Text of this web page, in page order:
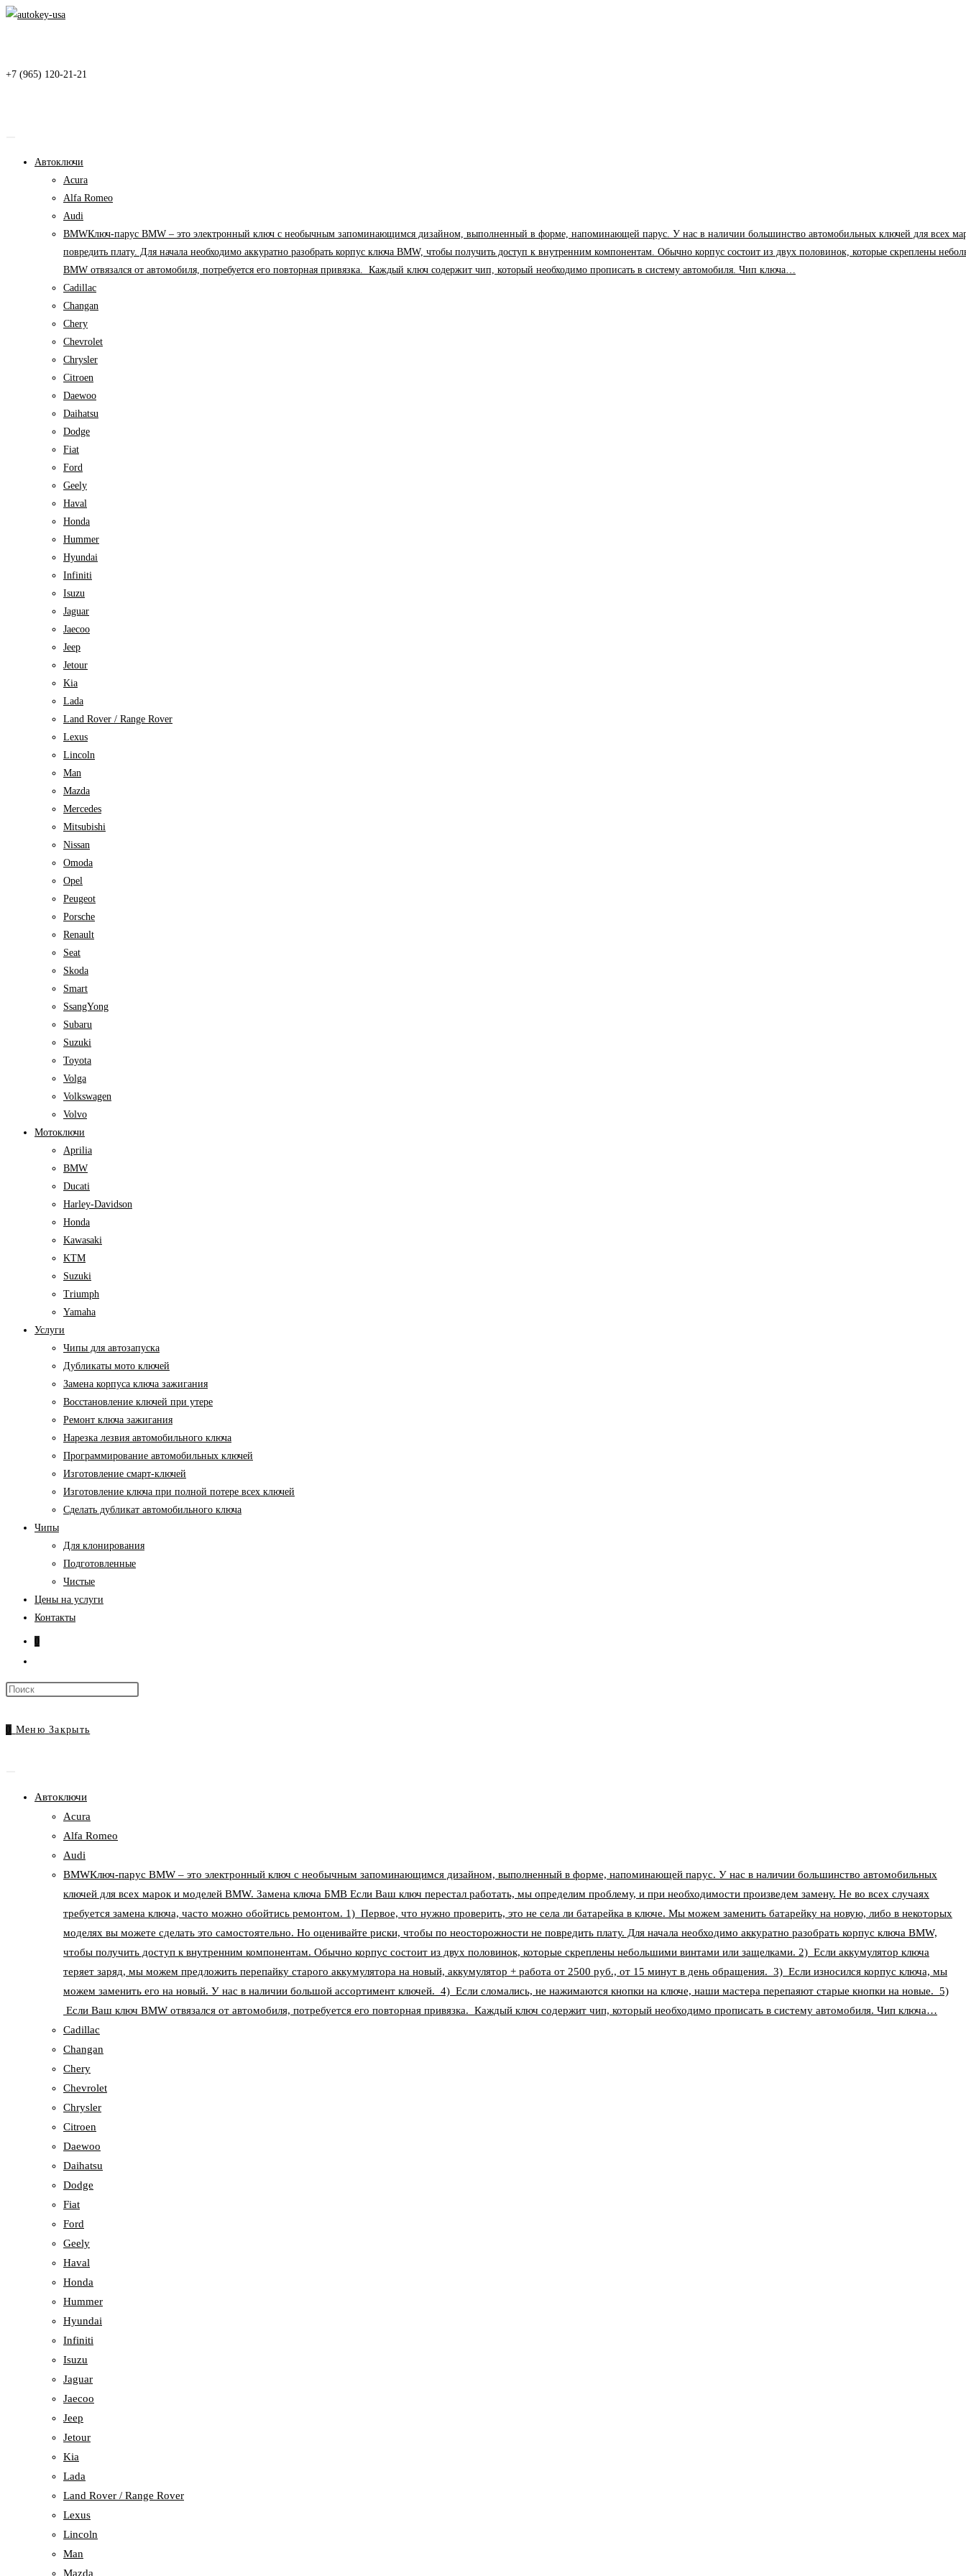
Перейти
+7 (965) 120-21-21
Автоключи
Acura
Alfa Romeo
Audi
BMWКлюч-парус BMW – это электронный ключ с необычным запоминающимся дизайном, выполненный в форме, напоминающей парус. У нас в наличии большинство автомобильных ключей для всех
повредить плату. Для начала необходимо аккуратно разобрать корпус ключа BMW, чтобы получить доступ к внутренним компонентам. Обычно корпус состоит из двух половинок, которые
BMW отвязался от автомобиля, потребуется его повторная привязка. Каждый ключ содержит чип, который необходимо прописать в систему автомобиля. Чип ключа…
Cadillac
Changan
Chery
Chevrolet
Chrysler
Citroen
Daewoo
Daihatsu
Dodge
Fiat
Ford
Geely
Haval
Honda
Hummer
Hyundai
Infiniti
Isuzu
Jaguar
Jaecoo
Jeep
Jetour
Kia
Lada
Land Rover / Range Rover
Lexus
Lincoln
Man
Mazda
Mercedes
Mitsubishi
Nissan
Omoda
Opel
Peugeot
Porsche
Renault
Seat
Skoda
Smart
SsangYong
Subaru
Suzuki
Toyota
Volga
Volkswagen
Volvo
Мотоключи
Aprilia
BMW
Ducati
Harley-Davidson
Honda
Kawasaki
KTM
Suzuki
Triumph
Yamaha
Услуги
Чипы для автозапуска
Дубликаты мото ключей
Замена корпуса ключа зажигания
Восстановление ключей при утере
Ремонт ключа зажигания
Нарезка лезвия автомобильного ключа
Программирование автомобильных ключей
Изготовление смарт-ключей
Изготовление ключа при полной потере всех ключей
Cделать дубликат автомобильного ключа
Чипы
Для клонирования
Подготовленные
Чистые
Цены на услуги
Контакты
0
по
сайту
0 Меню Закрыть
Автоключи
Acura
Alfa Romeo
Audi
BMWКлюч-парус BMW – это электронный ключ с необычным запоминающимся дизайном, выполненный в форме, напоминающей парус. У нас в наличии большинство автомобильных
ключей для всех марок и моделей BMW. Замена ключа БМВ Если Ваш ключ перестал работать, мы определим проблему, и при необходимости произведем замену. Не во всех случаях
требуется замена ключа, часто можно обойтись ремонтом. 1) Первое, что нужно проверить, это не села ли батарейка в ключе. Мы можем заменить батарейку на новую, либо в некоторых
моделях вы можете сделать это самостоятельно. Но оценивайте риски, чтобы по неосторожности не повредить плату. Для начала необходимо аккуратно разобрать корпус ключа BMW,
чтобы получить доступ к внутренним компонентам. Обычно корпус состоит из двух половинок, которые скреплены небольшими винтами или защелками. 2) Если аккумулятор ключа
теряет заряд, мы можем предложить перепайку старого аккумулятора на новый, аккумулятор + работа от 2500 руб., от 15 минут в день обращения. 3) Если износился корпус ключа, мы
можем заменить его на новый. У нас в наличии большой ассортимент ключей. 4) Если сломались, не нажимаются кнопки на ключе, наши мастера перепаяют старые кнопки на новые. 5)
Если Ваш ключ BMW отвязался от автомобиля, потребуется его повторная привязка. Каждый ключ содержит чип, который необходимо прописать в систему автомобиля. Чип ключа…
Cadillac
Changan
Chery
Chevrolet
Chrysler
Citroen
Daewoo
Daihatsu
Dodge
Fiat
Ford
Geely
Haval
Honda
Hummer
Hyundai
Infiniti
Isuzu
Jaguar
Jaecoo
Jeep
Jetour
Kia
Lada
Land Rover / Range Rover
Lexus
Lincoln
Man
Mazda